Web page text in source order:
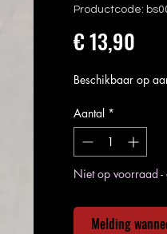
Productcode:
€ 13,90
Beschikbaar op
Aantal *
Niet op voorraad -
Melding